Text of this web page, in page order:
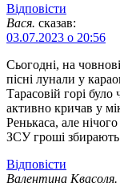
Відповіcти
Вася. сказав:
03.07.2023 о 20:56
Сьогодні, на
пісні лунали у
Тарасовій горі
активно кричав у
Ренькаса, але
ЗСУ гроші
Відповіcти
Валентина Квасоля.